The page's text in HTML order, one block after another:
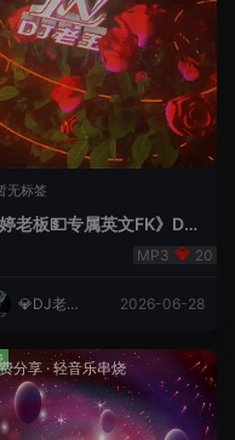
无标签
婷老板💵专属英文FK》DJ
20
💎DJ老王
2026-06-28
分享 ·轻音乐串烧